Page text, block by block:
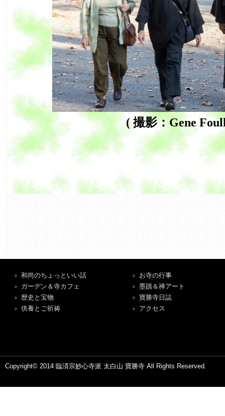
( 撮影：Gene
和尚のちょっといい話
ガーデン＆寺カフェ
歴史と宝物
供養とご祈祷
お寺の行事
墨蹟＆禅アート
寶勝寺日誌
アクセス
Copyright© 2014 臨済宗妙心寺派 太白山 寶勝寺 All Rights Reserved.